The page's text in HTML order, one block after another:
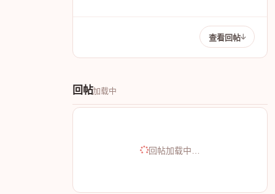
查看回帖
回帖加载中
回帖加载中…